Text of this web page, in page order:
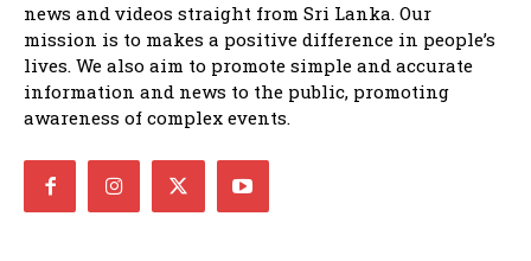
news and videos straight from Sri Lanka. Our
mission is to makes a positive difference in people’s
lives. We also aim to promote simple and accurate
information and news to the public, promoting
awareness of complex events.